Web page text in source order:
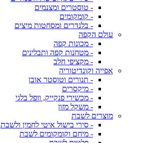
- טוסטרים ומצנמים
- קומקומים
- בלנדרים ומסחטות מיצים
עולם הקפה
- מכונות קפה
- מטחנות קפה ותבלינים
- מקציפי חלב
אפייה וקונדיטוריה
- תנורים וטוסטר אובן
- מיקסרים
- מכשירי פנקייק, וופל בלגי
- משקל מזון
מוצרים לשבת
- סירי בישול איטי לחמין ולשבת
- מיחם וקומקומים לשבת